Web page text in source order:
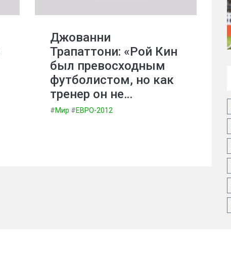
Джованни
Трапаттони: «Рой Кин
был превосходным
футболистом, но как
тренер он не…
#Мир #ЕВРО-2012